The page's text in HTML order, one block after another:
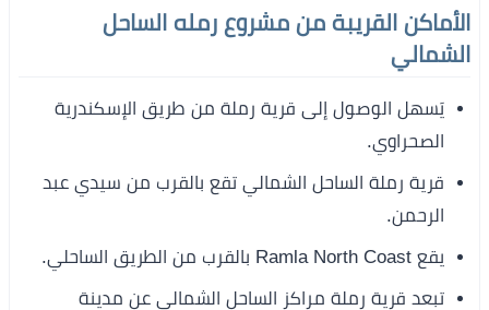
الأماكن القريبة من مشروع رمله الساحل
الشمالي
يَسهل الوصول إلى قرية رملة من طريق الإسكندرية
الصحراوي.
قرية رملة الساحل الشمالي تقع بالقرب من سيدي عبد
الرحمن.
يقع Ramla North Coast بالقرب من الطريق الساحلي.
تبعد قرية رملة مراكز الساحل الشمالي عن مدينة